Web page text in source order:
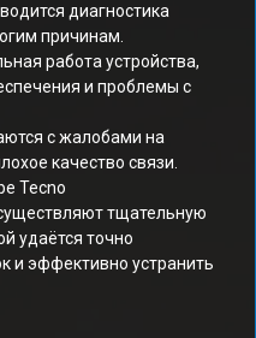
диагностика
причинам.
работа устройства,
и проблемы с
с жалобами на
качество связи.
Tecno
тщательную
удаётся точно
и эффективно устранить